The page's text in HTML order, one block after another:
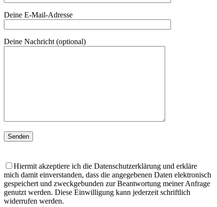
Deine E-Mail-Adresse
Deine Nachricht (optional)
Hiermit akzeptiere ich die Datenschutzerklärung und erkläre
mich damit einverstanden, dass die angegebenen Daten elektronisch
gespeichert und zweckgebunden zur Beantwortung meiner Anfrage
genutzt werden. Diese Einwilligung kann jederzeit schriftlich
widerrufen werden.